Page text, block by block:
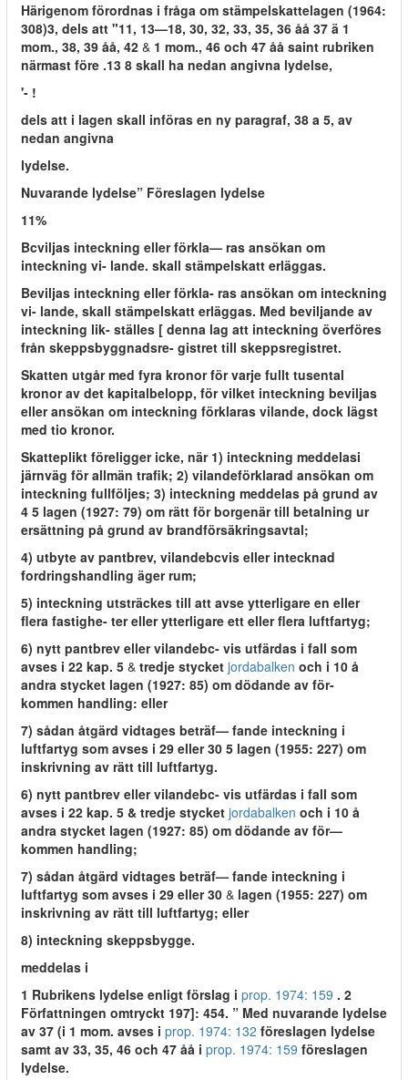
Härigenom förordnas i fråga om stämpelskattelagen (1964:
308)3, dels att "11, 13—18, 30, 32, 33, 35, 36 åå 37 ä 1
mom., 38, 39 åå, 42 & 1 mom., 46 och 47 åå saint rubriken
närmast före .13 8 skall ha nedan angivna lydelse,
'- !
dels att i lagen skall införas en ny paragraf, 38 a 5, av
nedan angivna
lydelse.
Nuvarande lydelse” Föreslagen lydelse
11%
Bcviljas inteckning eller förkla— ras ansökan om
inteckning vi- lande. skall stämpelskatt erläggas.
Beviljas inteckning eller förkla- ras ansökan om inteckning
vi- lande, skall stämpelskatt erläggas. Med beviljande av
inteckning lik- ställes [ denna lag att inteckning överföres
från skeppsbyggnadsre- gistret till skeppsregistret.
Skatten utgår med fyra kronor för varje fullt tusental
kronor av det kapitalbelopp, för vilket inteckning beviljas
eller ansökan om inteckning förklaras vilande, dock lägst
med tio kronor.
Skatteplikt föreligger icke, när 1) inteckning meddelasi
järnväg för allmän trafik; 2) vilandeförklarad ansökan om
inteckning fullföljes; 3) inteckning meddelas på grund av
4 5 lagen (1927: 79) om rätt för borgenär till betalning ur
ersättning på grund av brandförsäkringsavtal;
4) utbyte av pantbrev, vilandebcvis eller intecknad
fordringshandling äger rum;
5) inteckning utsträckes till att avse ytterligare en eller
flera fastighe- ter eller ytterligare ett eller flera luftfartyg;
6) nytt pantbrev eller vilandebc- vis utfärdas i fall som
avses i 22 kap. 5 & tredje stycket jordabalken och i 10 å
andra stycket lagen (1927: 85) om dödande av för-
kommen handling: eller
7) sådan åtgärd vidtages beträf— fande inteckning i
luftfartyg som avses i 29 eller 30 5 lagen (1955: 227) om
inskrivning av rätt till luftfartyg.
6) nytt pantbrev eller vilandebc- vis utfärdas i fall som
avses i 22 kap. 5 & tredje stycket jordabalken och i 10 å
andra stycket lagen (1927: 85) om dödande av för—
kommen handling;
7) sådan åtgärd vidtages beträf— fande inteckning i
luftfartyg som avses i 29 eller 30 & lagen (1955: 227) om
inskrivning av rätt till luftfartyg; eller
8) inteckning skeppsbygge.
meddelas i
1 Rubrikens lydelse enligt förslag i prop. 1974: 159 . 2
Författningen omtryckt 197]: 454. ” Med nuvarande lydelse
av 37 (i 1 mom. avses i prop. 1974: 132 föreslagen lydelse
samt av 33, 35, 46 och 47 åå i prop. 1974: 159 föreslagen
lydelse.